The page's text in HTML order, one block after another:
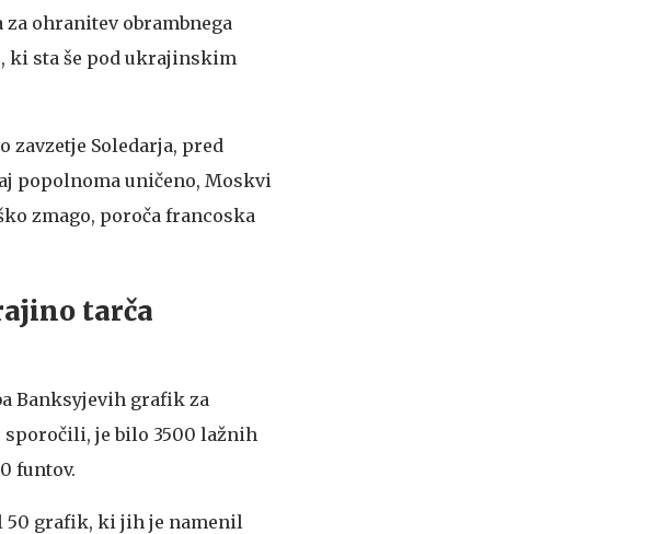
ohranitev obrambnega
ki sta še pod ukrajinskim
Soledarja, pred
popolnoma uničeno, Moskvi
zmago, poroča francoska
tarča
Banksyjevih grafik za
sporočili, je bilo 3500 lažnih
funtov.
grafik, ki jih je namenil